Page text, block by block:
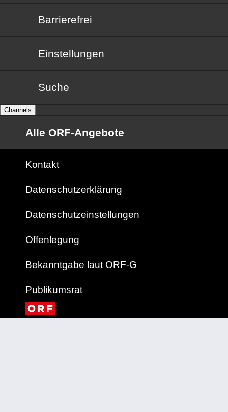
Barrierefrei
Barrierefrei
Einstellungen
Suche
Channels
Alle ORF-Angebote
Kontakt
Datenschutzerklärung
Datenschutzeinstellungen
Offenlegung
Bekanntgabe laut ORF-G
Publikumsrat